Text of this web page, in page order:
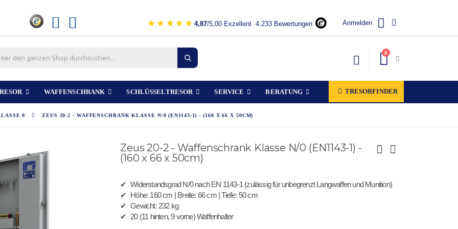
4,87/5,00 Exzellent 4.233 Bewertungen Anmelden
Warenkorb
0Artikel
WAFFENSCHRANK SCHLÜSSELTRESOR SERVICE BERATUNG TRESORFINDER
0 ZEUS 20-2 - WAFFENSCHRANK KLASSE N/0 (EN1143-1) - (160 X 66 X 50CM)
Zeus 20-2 - Waffenschrank Klasse N/0 (EN1143-1) -
(160 x 66 x 50cm)
✔ Widerstandsgrad N/0 nach EN 1143-1 (zulässig für unbegrenzt Langwaffen und Munition)
✔ Höhe: 160 cm | Breite: 66 cm | Tiefe: 50 cm
✔ Gewicht: 232 kg
✔ 20 (11 hinten, 9 vorne) Waffenhalter